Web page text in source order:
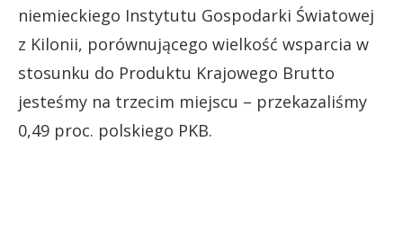
niemieckiego Instytutu Gospodarki Światowej
z Kilonii, porównującego wielkość wsparcia w
stosunku do Produktu Krajowego Brutto
jesteśmy na trzecim miejscu – przekazaliśmy
0,49 proc. polskiego PKB.